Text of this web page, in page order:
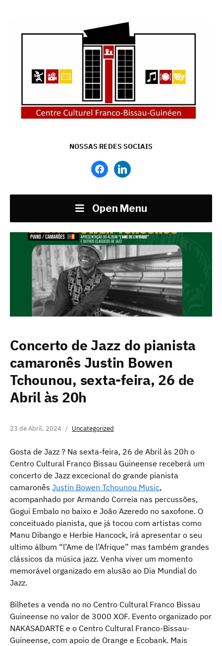
NOSSAS REDES SOCIAIS
facebooklinkedin
Open Menu
Concerto de Jazz do pianista
camaronês Justin Bowen
Tchounou, sexta-feira, 26 de
Abril às 20h
23 de Abril, 2024 Uncategorized
Gosta de Jazz ? Na sexta-feira, 26 de Abril às 20h o
Centro Cultural Franco Bissau Guineense receberá um
concerto de Jazz excecional do grande pianista
camaronês Justin Bowen Tchounou Music,
acompanhado por Armando Correia nas percussões,
Gogui Embalo no baixo e João Azeredo no saxofone. O
conceituado pianista, que já tocou com artistas como
Manu Dibango e Herbie Hancock, irá apresentar o seu
ultimo álbum “l’Ame de l’Afrique” mas também grandes
clássicos da música jazz. Venha viver um momento
memorável organizado em alusão ao Dia Mundial do
Jazz.
Bilhetes a venda no no Centro Cultural Franco Bissau
Guineense no valor de 3000 XOF. Evento organizado por
NAKASADARTE e o Centro Cultural Franco-Bissau-
Guineense, com apoio de Orange e Ecobank. Mais